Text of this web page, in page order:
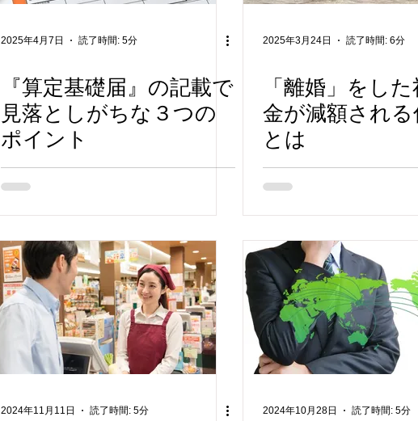
2025年4月7日 読了時間: 5分
『算定基礎届』の記載で
見落としがちな３つの
ポイント
2025年3月24日 読了時間: 6分
「離婚」をし
金が減額される
とは
2024年11月11日 読了時間: 5分 2024年10月28日 読了時間: 5分